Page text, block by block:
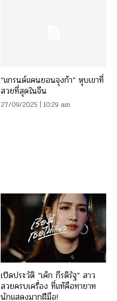
“แกรนด์แคนยอนจุงก้า” หุบเขาที่
สวยที่สุดในจีน
27/09/2025 | 10:29 am
เปิดประวัติ “เค้ก กีรติรัฐ” สาว
สวยครบเครื่อง ที่แท้คือทายาท
นักแสดงมากฝีมือ!